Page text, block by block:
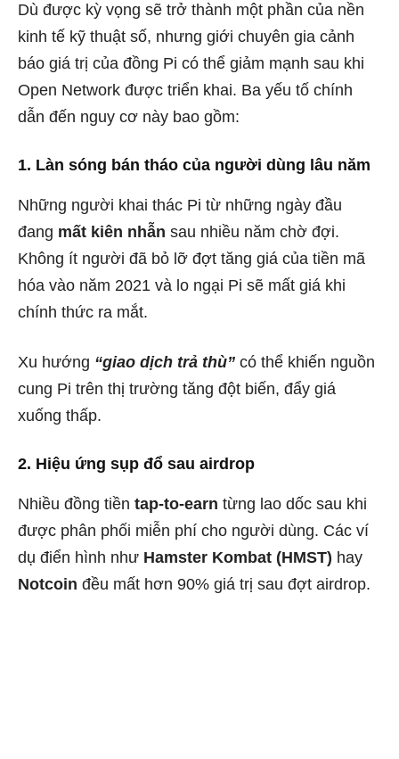
Dù được kỳ vọng sẽ trở thành một phần của nền
kinh tế kỹ thuật số, nhưng giới chuyên gia cảnh
báo giá trị của đồng Pi có thể giảm mạnh sau khi
Open Network được triển khai. Ba yếu tố chính
dẫn đến nguy cơ này bao gồm:
1. Làn sóng bán tháo của người dùng lâu năm
Những người khai thác Pi từ những ngày đầu
đang mất kiên nhẫn sau nhiều năm chờ đợi.
Không ít người đã bỏ lỡ đợt tăng giá của tiền mã
hóa vào năm 2021 và lo ngại Pi sẽ mất giá khi
chính thức ra mắt.
Xu hướng “giao dịch trả thù” có thể khiến nguồn
cung Pi trên thị trường tăng đột biến, đẩy giá
xuống thấp.
2. Hiệu ứng sụp đổ sau airdrop
Nhiều đồng tiền tap-to-earn từng lao dốc sau khi
được phân phối miễn phí cho người dùng. Các ví
dụ điển hình như Hamster Kombat (HMST) hay
Notcoin đều mất hơn 90% giá trị sau đợt airdrop.